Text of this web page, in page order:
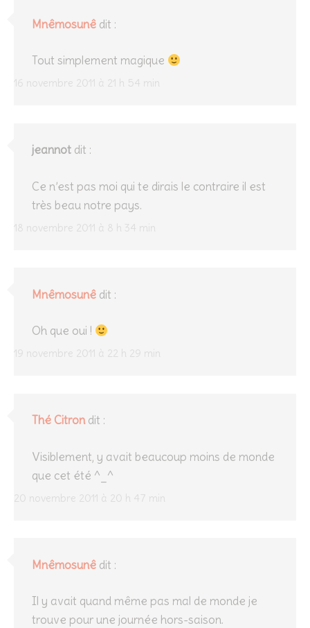
Mnêmosunê dit :
16 novembre 2011 à 21 h 54 min
Tout simplement magique
jeannot dit :
18 novembre 2011 à 8 h 34 min
Ce n’est pas moi qui te dirais le contraire il est
très beau notre pays.
Mnêmosunê dit :
19 novembre 2011 à 22 h 29 min
Oh que oui !
Thé Citron dit :
20 novembre 2011 à 20 h 47 min
Visiblement, y avait beaucoup moins de monde
que cet été ^_^
Mnêmosunê dit :
Il y avait quand même pas mal de monde je
trouve pour une journée hors-saison.